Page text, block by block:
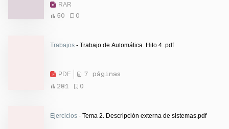
RAR
50
0
Trabajos - Trabajo de Automática. Hito 4..pdf
PDF
7 páginas
281
0
Ejercicios - Tema 2. Descripción externa de sistemas.pdf